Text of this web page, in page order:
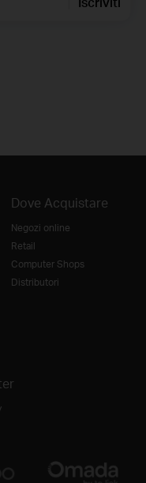
Dove Acquistare
Negozi online
Retail
Computer Shops
Distributori